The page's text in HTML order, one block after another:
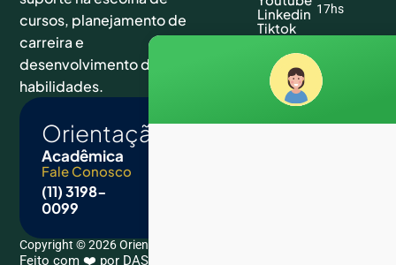
cursos, planejamento de
carreira e
desenvolvimento de
habilidades.
Linkedin
Tiktok
17hs
Orientação
Acadêmica
Fale Conosco
(11) 3198-
0099
Copyright © 2026 Orientação Acadêmica. All Rights Reserved.
Feito com ❤️ por DASCKUP